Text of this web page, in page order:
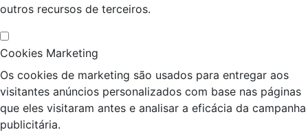
outros recursos de terceiros.
Cookies Marketing
Os cookies de marketing são usados para entregar aos
visitantes anúncios personalizados com base nas páginas
que eles visitaram antes e analisar a eficácia da campanha
publicitária.